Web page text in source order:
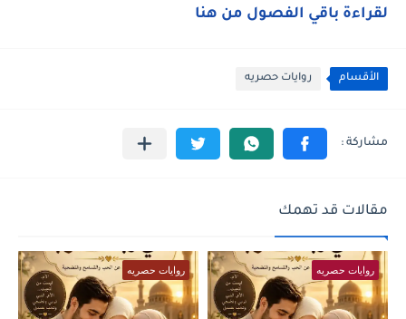
لقراءة باقي الفصول من هنا
الأقسام روايات حصريه
مقالات قد تهمك
روايات حصريه روايات حصريه